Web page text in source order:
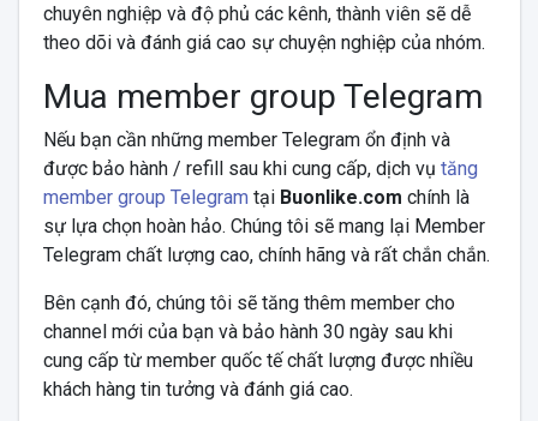
chuyên nghiệp và độ phủ các kênh, thành viên sẽ dễ
theo dõi và đánh giá cao sự chuyện nghiệp của nhóm.
Mua member group Telegram
Nếu bạn cần những member Telegram ổn định và
được bảo hành / refill sau khi cung cấp, dịch vụ tăng
member group Telegram tại Buonlike.com chính là
sự lựa chọn hoàn hảo. Chúng tôi sẽ mang lại Member
Telegram chất lượng cao, chính hãng và rất chắn chắn.
Bên cạnh đó, chúng tôi sẽ tăng thêm member cho
channel mới của bạn và bảo hành 30 ngày sau khi
cung cấp từ member quốc tế chất lượng được nhiều
khách hàng tin tưởng và đánh giá cao.